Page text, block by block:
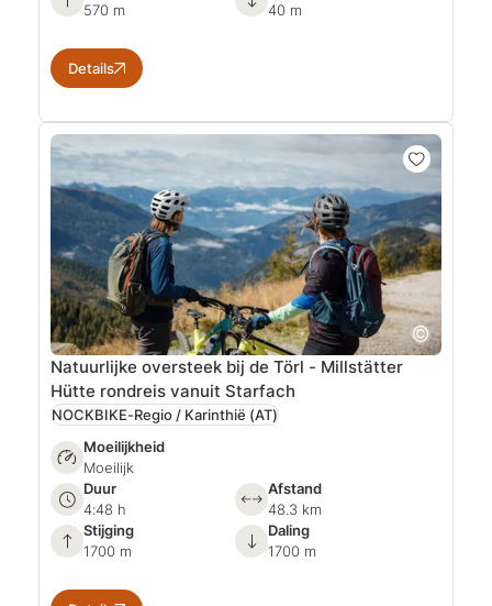
570 m
40 m
Details
Natuurlijke oversteek bij de Törl - Millstätter
Hütte rondreis vanuit Starfach
NOCKBIKE-Regio / Karinthië (AT)
Moeilijkheid
Moeilijk
Duur
4:48 h
Afstand
48.3 km
Stijging
1700 m
Daling
1700 m